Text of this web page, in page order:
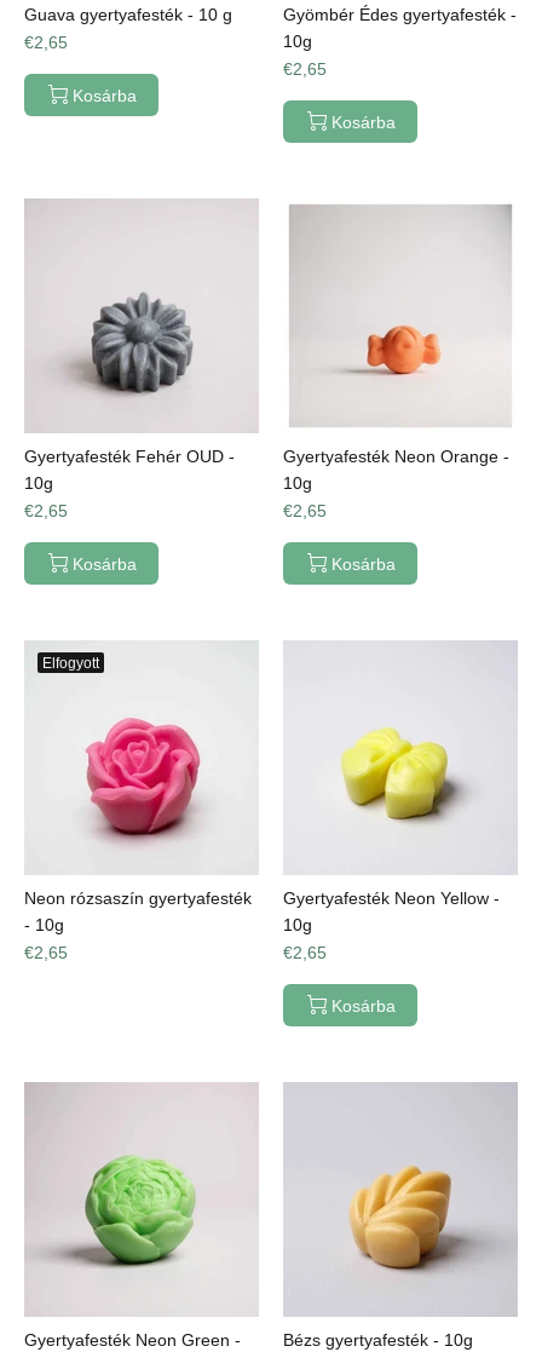
Guava gyertyafesték - 10 g
€2,65
Kosárba
Gyömbér Édes gyertyafesték -
10g
€2,65
Kosárba
Gyertyafesték Fehér OUD -
10g
€2,65
Kosárba
Gyertyafesték Neon Orange -
10g
€2,65
Kosárba
Elfogyott
Neon rózsaszín gyertyafesték
- 10g
€2,65
Gyertyafesték Neon Yellow -
10g
€2,65
Kosárba
Gyertyafesték Neon Green -
Bézs gyertyafesték - 10g